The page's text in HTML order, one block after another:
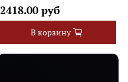
2418.00 руб
В корзину